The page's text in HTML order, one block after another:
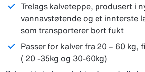
Trelags kalveteppe, produsert i
vannavstøtende og et innterste
som transporterer bort fukt
Passer for kalver fra 20 – 60 kg,
( 20 -35kg og 30-60kg)